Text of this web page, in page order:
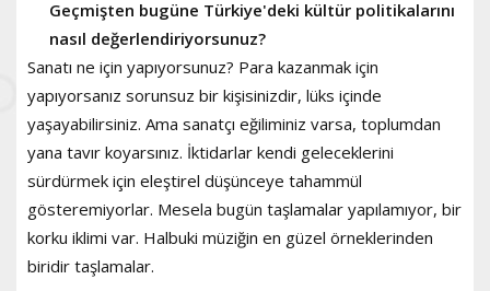
Geçmişten bugüne Türkiye'deki kültür politikalarını
nasıl değerlendiriyorsunuz?
Sanatı ne için yapıyorsunuz? Para kazanmak için
yapıyorsanız sorunsuz bir kişisinizdir, lüks içinde
yaşayabilirsiniz. Ama sanatçı eğiliminiz varsa, toplumdan
yana tavır koyarsınız. İktidarlar kendi geleceklerini
sürdürmek için eleştirel düşünceye tahammül
gösteremiyorlar. Mesela bugün taşlamalar yapılamıyor, bir
korku iklimi var. Halbuki müziğin en güzel örneklerinden
biridir taşlamalar.